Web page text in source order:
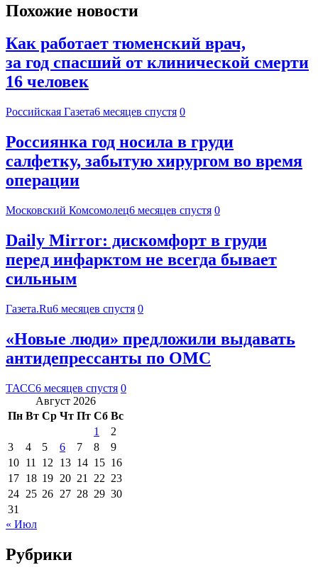
Похожие новости
Как работает тюменский врач,
за год спасший от клинической смерти
16 человек
Российская Газета6 месяцев спустя 0
Россиянка год носила в груди
салфетку, забытую хирургом во время
операции
Московский Комсомолец6 месяцев спустя 0
Daily Mirror: дискомфорт в груди
перед инфарктом не всегда бывает
сильным
Газета.Ru6 месяцев спустя 0
«Новые люди» предложили выдавать
антидепрессанты по ОМС
ТАСС6 месяцев спустя 0
Август 2026
Пн Вт Ср Чт Пт Сб Вс
1
2
3
4 5 6 7 8
9
10 11 12 13 14 15 16
17 18 19 20 21 22 23
24 25 26 27 28 29 30
31
« Июл
Рубрики